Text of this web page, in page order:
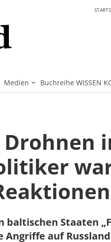
Medien Buchreihe WISSEN
baltischen Staaten
auf